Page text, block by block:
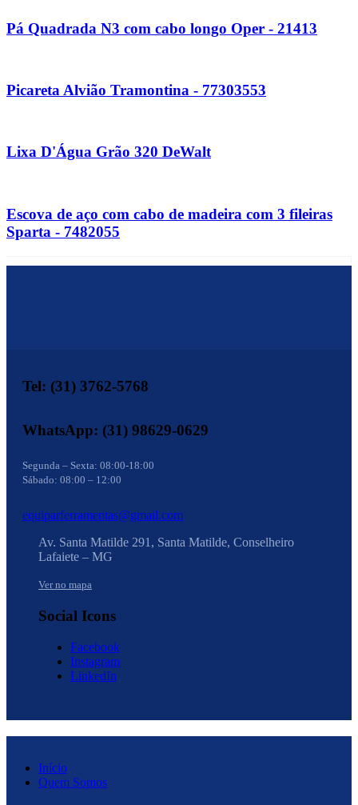
Pá Quadrada N3 com cabo longo Oper - 21413
Picareta Alvião Tramontina - 77303553
Lixa D'Água Grão 320 DeWalt
Escova de aço com cabo de madeira com 3 fileiras
Sparta - 7482055
Tel: (31) 3762-5768
WhatsApp: (31) 98629-0629
Segunda – Sexta: 08:00-18:00
Sábado: 08:00 – 12:00
equiparferramentas@gmail.com
Av. Santa Matilde 291, Santa Matilde, Conselheiro
Lafaiete – MG
Ver no mapa
Social Icons
Facebook
Instagram
LinkedIn
Início
Quem Somos